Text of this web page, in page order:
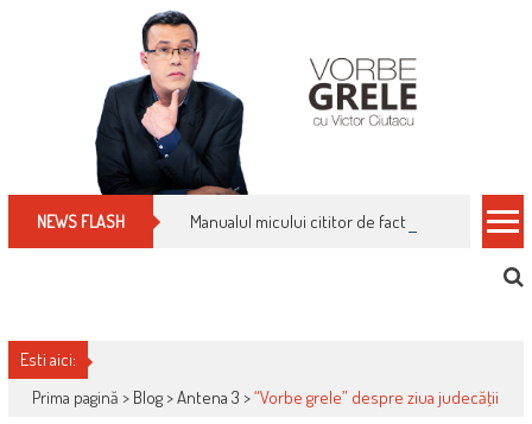
NEWS FLASH Manualul micului cititor de facturi: nu plăti
Esti aici:
Prima pagină > Blog>Antena 3 >“Vorbe grele” despre ziua judecăţii